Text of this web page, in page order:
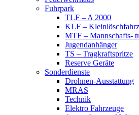
Fuhrpark
TLF – A 2000
KLF –
MTF – Mannschafts-
Jugendanhänger
TS – Tragkraftspritze
Reserve Geräte
Sonderdienste
Drohnen-Ausstattung
MRAS
Technik
Elektro Fahrzeuge